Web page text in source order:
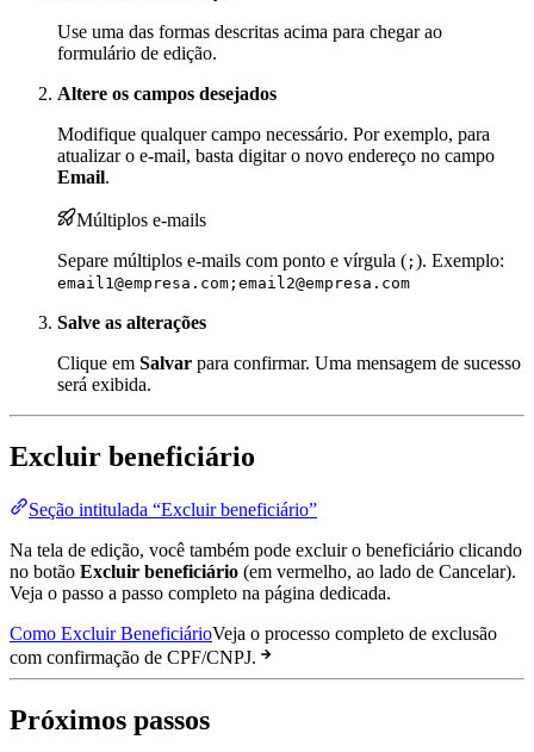
Use uma das formas descritas acima para chegar ao
formulário de edição.
Altere os campos desejados
Modifique qualquer campo necessário. Por exemplo, para
atualizar o e-mail, basta digitar o novo endereço no campo
Email.
Múltiplos e-mails
Separe múltiplos e-mails com ponto e vírgula ( ; ). Exemplo:
email1@empresa.com;email2@empresa.com
Salve as alterações
Clique em Salvar para confirmar. Uma mensagem de sucesso
será exibida.
Excluir beneficiário
Seção intitulada “Excluir beneficiário”
Na tela de edição, você também pode excluir o beneficiário clicando
no botão Excluir beneficiário (em vermelho, ao lado de Cancelar).
Veja o passo a passo completo na página dedicada.
Como Excluir BeneficiárioVeja o processo completo de exclusão
com confirmação de CPF/CNPJ.
Próximos passos